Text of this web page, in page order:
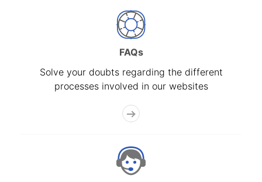
FAQs
Solve your doubts regarding the different
processes involved in our websites